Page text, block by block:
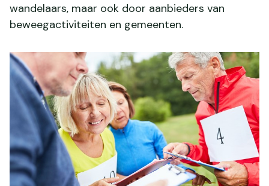
wandelaars, maar ook door aanbieders van
beweegactiviteiten en gemeenten.